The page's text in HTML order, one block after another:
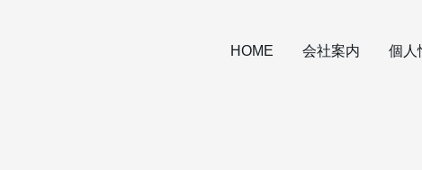
HOME 会社案内 個人